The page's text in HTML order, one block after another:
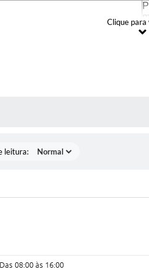
Rua São Vicente de
Clique para
leitura:
08:00 às 16:00